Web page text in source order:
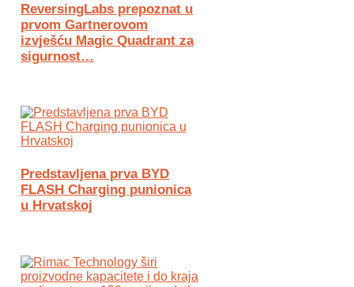
ReversingLabs prepoznat u
prvom Gartnerovom
izvješću Magic Quadrant za
sigurnost…
Predstavljena prva BYD
FLASH Charging punionica
u Hrvatskoj